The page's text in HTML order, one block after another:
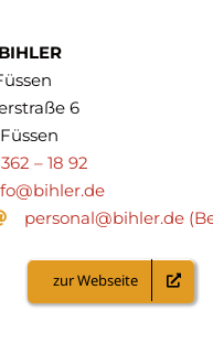
6
– 18 92
personal@bihler.de
zur Webseite